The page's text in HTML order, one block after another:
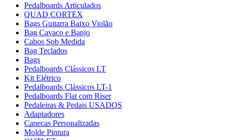
Pedalboards Articulados
QUAD CORTEX
Bags Guitarra Baixo Violão
Bag Cavaco e Banjo
Cabos Sob Medida
Bag Teclados
Bags
Pedalboards Clássicos LT
Kit Elétrico
Pedalboards Clássicos LT-1
Pedalboards Flat com Riser
Pedaleiras & Pedais USADOS
Adaptadores
Canecas Personalizadas
Molde Pintura